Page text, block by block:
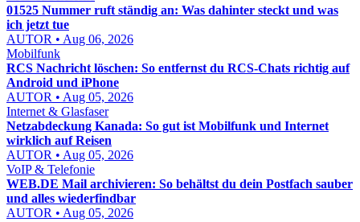
01525 Nummer ruft ständig an: Was dahinter steckt und was
ich jetzt tue
AUTOR • Aug 06, 2026
Mobilfunk
RCS Nachricht löschen: So entfernst du RCS-Chats richtig auf
Android und iPhone
AUTOR • Aug 05, 2026
Internet & Glasfaser
Netzabdeckung Kanada: So gut ist Mobilfunk und Internet
wirklich auf Reisen
AUTOR • Aug 05, 2026
VoIP & Telefonie
WEB.DE Mail archivieren: So behältst du dein Postfach sauber
und alles wiederfindbar
AUTOR • Aug 05, 2026